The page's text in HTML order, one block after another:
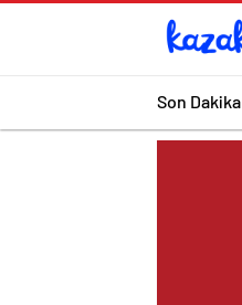
Son Dakika